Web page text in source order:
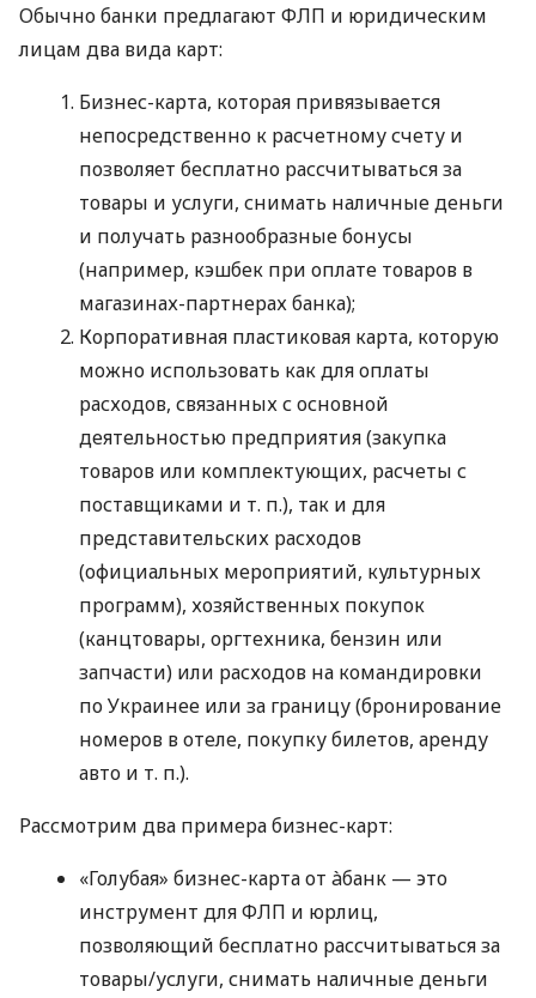
Обычно банки предлагают ФЛП и юридическим
лицам два вида карт:
Бизнес-карта, которая привязывается
непосредственно к расчетному счету и
позволяет бесплатно рассчитываться за
товары и услуги, снимать наличные деньги
и получать разнообразные бонусы
(например, кэшбек при оплате товаров в
магазинах-партнерах банка);
Корпоративная пластиковая карта, которую
можно использовать как для оплаты
расходов, связанных с основной
деятельностью предприятия (закупка
товаров или комплектующих, расчеты с
поставщиками и т. п.), так и для
представительских расходов
(официальных мероприятий, культурных
программ), хозяйственных покупок
(канцтовары, оргтехника, бензин или
запчасти) или расходов на командировки
по Украинее или за границу (бронирование
номеров в отеле, покупку билетов, аренду
авто и т. п.).
Рассмотрим два примера бизнес-карт:
«Голубая» бизнес-карта от àбанк — это
инструмент для ФЛП и юрлиц,
позволяющий бесплатно рассчитываться за
товары/услуги, снимать наличные деньги